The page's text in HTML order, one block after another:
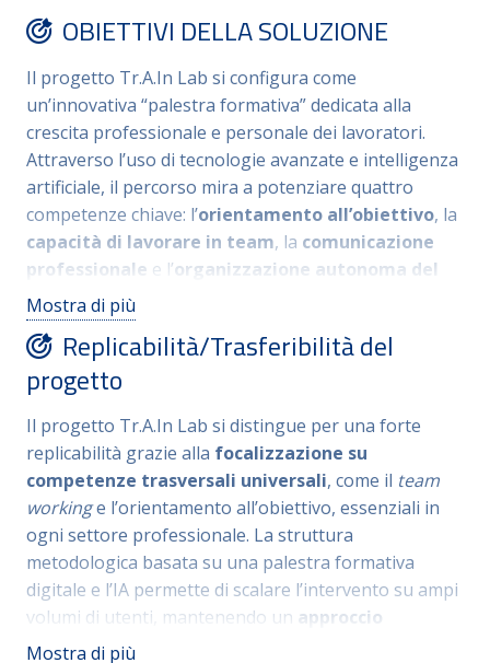
certificazione delle competenze”. L’obiettivo
skillsper lo sviluppo di unmindset agile, grazie ad
una “palestra formativa” personalizzata. La finalità è
promuovere una cultura organizzativa per
migliorare l’efficienza della PA, la qualità dei servizi
erogati e il benessere dei dipendenti.
OBIETTIVI DELLA SOLUZIONE
Il progetto Tr.A.In Lab si configura come
un’innovativa “palestra formativa” dedicata alla
crescita professionale e personale dei lavoratori.
Attraverso l’uso di tecnologie avanzate e intelligenza
artificiale, il percorso mira a potenziare quattro
competenze chiave: l’orientamento all’obiettivo, la
capacità di lavorare in team, la comunicazione
professionale e l’organizzazione autonoma del
lavoro. Al termine del percorso, i partecipanti
ricevono un attestato utile per richiedere la
certificazione formale nel Repertorio provinciale delle
qualificazioni. In questa prima fase sperimentale, il
dipendenti in servizio presso due strutture dell’Ente. I
candidati appartengono alle seguenti qualifiche
professionali: Categoria C (livello base ed evoluto):
profilo amministrativo-contabile, Categoria D (livello
base ed evoluto): profilo amministrativo-
organizzativo e Categoria D (livello base ed evoluto):
profilo economico-finanziario.
Mostra di più
Replicabilità/Trasferibilità del
progetto
Il progetto Tr.A.In Lab si distingue per una forte
replicabilità grazie alla focalizzazione su
competenze trasversali universali, come il team
workinge l’orientamento all’obiettivo, essenziali in
ogni settore professionale. La struttura
metodologica basata su una palestra formativa
digitale e l’IA permette di scalare l’intervento su ampi
volumi di utenti, mantenendo un approccio
personalizzato
Mostra di più